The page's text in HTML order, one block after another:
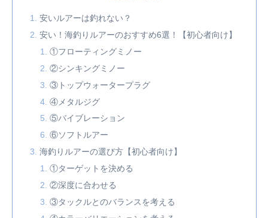
安いルアーは釣れない？
安い！海釣りルアーのおすすめ6選！【初心者向け】
①フローティングミノー
②シンキングミノー
③トップウォータープラグ
④メタルジグ
⑤バイブレーション
⑥ソフトルアー
海釣りルアーの選び方【初心者向け】
①ターゲットを決める
②深度に合わせる
③タックルとのバランスを考える